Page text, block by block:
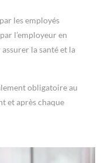
les employés
l’employeur en
la santé et la
obligatoire au
et après chaque